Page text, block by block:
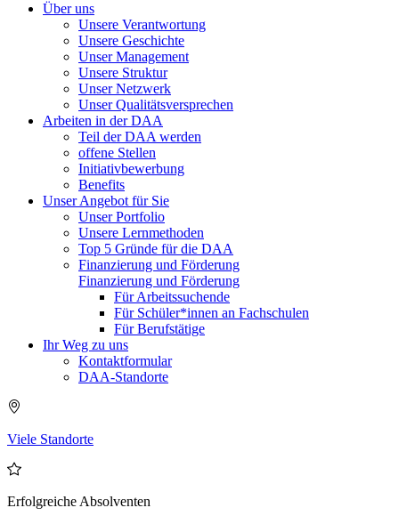
Über uns
Unsere Verantwortung
Unsere Geschichte
Unser Management
Unsere Struktur
Unser Netzwerk
Unser Qualitätsversprechen
Arbeiten in der DAA
Teil der DAA werden
offene Stellen
Initiativbewerbung
Benefits
Unser Angebot für Sie
Unser Portfolio
Unsere Lernmethoden
Top 5 Gründe für die DAA
Finanzierung und Förderung
Finanzierung und Förderung
Für Arbeitssuchende
Für Schüler*innen an Fachschulen
Für Berufstätige
Ihr Weg zu uns
Kontaktformular
DAA-Standorte
Viele Standorte
Erfolgreiche Absolventen